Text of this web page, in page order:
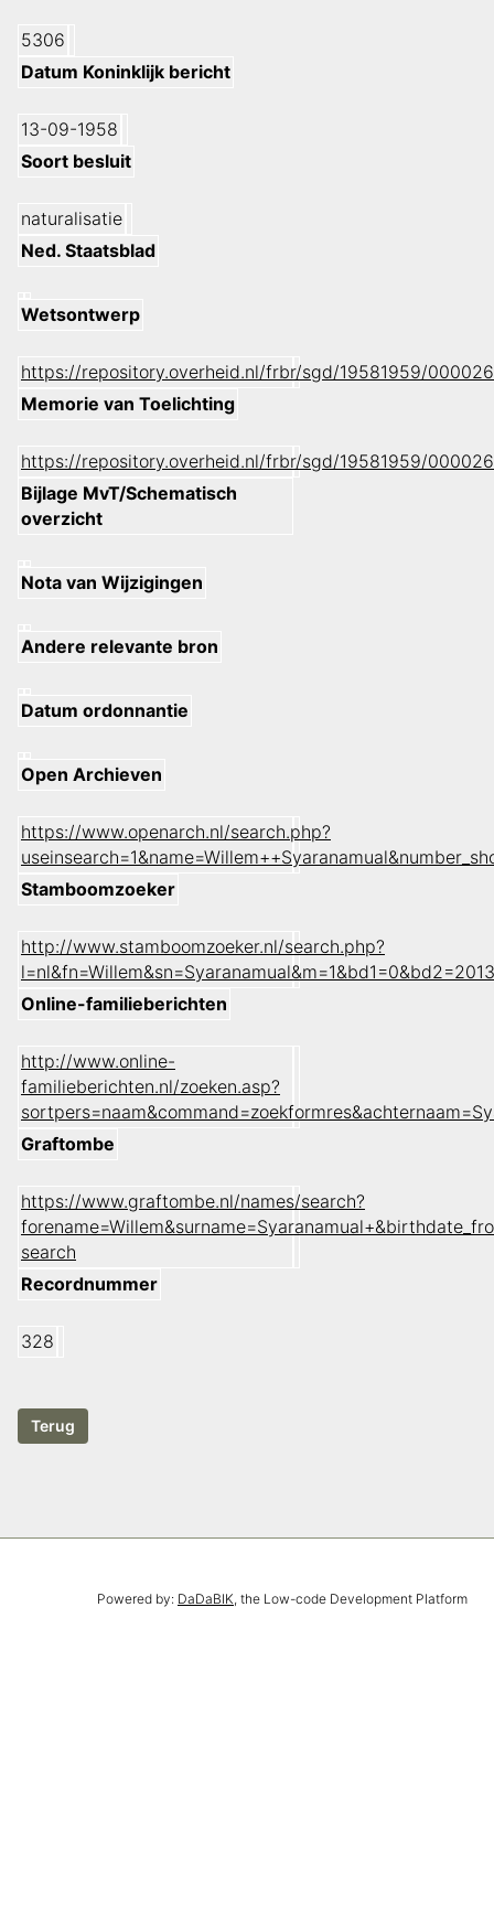
5306
Datum Koninklijk bericht
13-09-1958
Soort besluit
naturalisatie
Ned. Staatsblad
Wetsontwerp
https://repository.overheid.nl/frbr/sgd/19581959/
Memorie van Toelichting
https://repository.overheid.nl/frbr/sgd/19581959/
Bijlage MvT/Schematisch
overzicht
Nota van Wijzigingen
Andere relevante bron
Datum ordonnantie
Open Archieven
https://www.openarch.nl/search.php?
Stamboomzoeker
http://www.stamboomzoeker.nl/search.php?
Online-familieberichten
http://www.online-
familieberichten.nl/zoeken.asp?
Graftombe
https://www.graftombe.nl/names/search?
search
Recordnummer
328
Powered by: DaDaBIK, the Low-code Development Platform